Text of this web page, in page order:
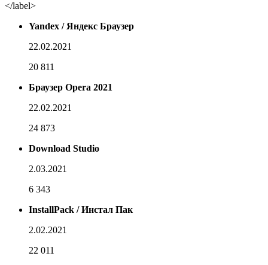
</label>
Yandex / Яндекс Браузер
22.02.2021
20 811
Браузер Opera 2021
22.02.2021
24 873
Download Studio
2.03.2021
6 343
InstallPack / Инстал Пак
2.02.2021
22 011